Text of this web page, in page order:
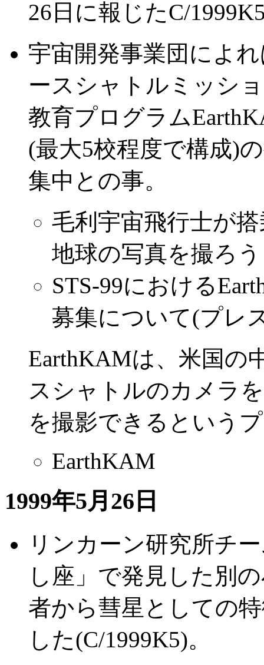
26日に報じたC/
宇宙開発事業団によ
ースシャトルミッシ
教育プログラム
(最大5校程度で構成)
集中との事。
毛利宇宙飛行士が
地球の写真を撮ろ
STS-99における
募集について(プレ
EarthKAMは、米国の
スシャトルのカメラ
を撮影できるという
EarthKAM
1999年5月26日
リンカーン研究所チ
し座」で発見した別
者から彗星としての
した(C/1999K5)。